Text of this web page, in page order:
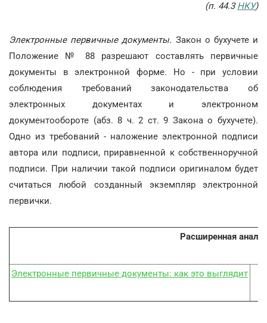
(п. 44.3НКУ)
Электронные первичные документы. Закон о бухучете и
Положение № 88 разрешают составлять первичные
документы в электронной форме. Но - при условии
соблюдения требований законодательства об
электронных документах и электронном
документообороте (абз. 8 ч. 2 ст. 9 Закона о бухучете).
Одно из требований - наложение электронной подписи
автора или подписи, приравненной к собственноручной
подписи. При наличии такой подписи оригиналом будет
считаться любой созданный экземпляр электронной
первички.
Расширенная
Электронные первичные документы: как это выглядит